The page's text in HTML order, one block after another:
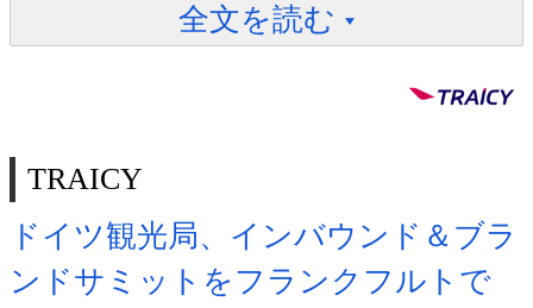
全文を読む
TRAICY
ドイツ観光局、インバウンド＆ブラ
ンドサミットをフランクフルトで